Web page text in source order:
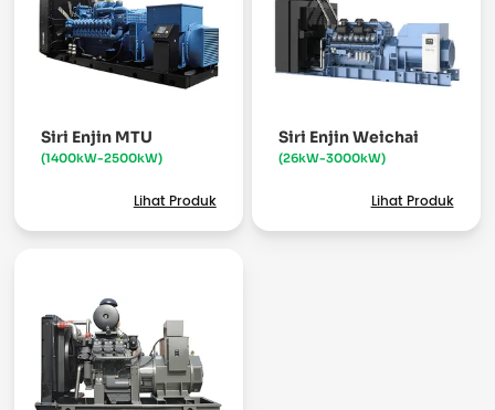
Siri Enjin MTU
(1400kW-2500kW)
Lihat Produk
Siri Enjin Weichai
(26kW-3000kW)
Lihat Produk